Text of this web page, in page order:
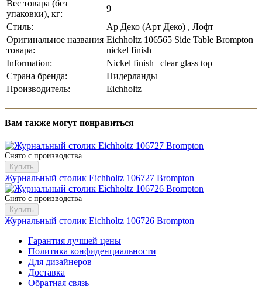
Вес товара (без
упаковки), кг:
9
Стиль:
Ар Деко (Арт Деко) , Лофт
Оригинальное названия
товара:
Eichholtz 106565 Side Table Brompton
nickel finish
Information:
Nickel finish | clear glass top
Страна бренда:
Нидерланды
Производитель:
Eichholtz
Вам также могут понравиться
Снято с производства
Купить
Журнальный столик Eichholtz 106727 Brompton
Снято с производства
Купить
Журнальный столик Eichholtz 106726 Brompton
Гарантия лучшей цены
Политика конфиденциальности
Для дизайнеров
Доставка
Обратная связь